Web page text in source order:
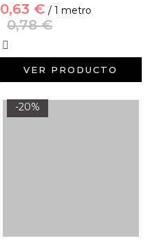
0,63 € / 1 metro
0,78 €
VER PRODUCTO
-20%